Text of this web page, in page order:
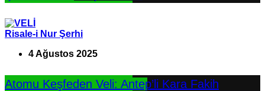
Risale-i Nur Şerhi
4 Ağustos 2025
Atomu Keşfeden Veli: Antep’li Kara Fakih